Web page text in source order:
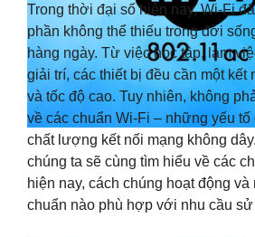
Trong thời đại số hiện nay, Wi-Fi
phần không thể thiếu trong đời
hàng ngày. Từ việc học tập, làm
giải trí, các thiết bị đều cần một kết
và tốc độ cao. Tuy nhiên, không
về các chuẩn Wi-Fi – những yếu tố
chất lượng kết nối mạng không
chúng ta sẽ cùng tìm hiểu về các
hiện nay, cách chúng hoạt động
chuẩn nào phù hợp với nhu cầu sử